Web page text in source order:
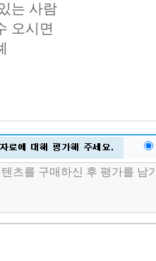
는 사람
오시면